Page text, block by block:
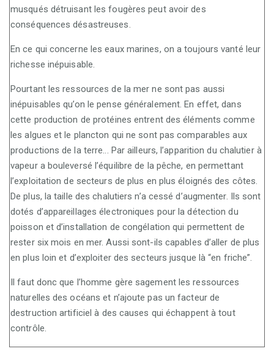
musqués détruisant les fougères peut avoir des
conséquences désastreuses.
En ce qui concerne les eaux marines, on a toujours vanté leur
richesse inépuisable.
Pourtant les ressources de la mer ne sont pas aussi
inépuisables qu’on le pense généralement. En effet, dans
cette production de protéines entrent des éléments comme
les algues et le plancton qui ne sont pas comparables aux
productions de la terre... Par ailleurs, l’apparition du chalutier à
vapeur a bouleversé l’équilibre de la pêche, en permettant
l’exploitation de secteurs de plus en plus éloignés des côtes.
De plus, la taille des chalutiers n’a cessé d’augmenter. Ils sont
dotés d’appareillages électroniques pour la détection du
poisson et d’installation de congélation qui permettent de
rester six mois en mer. Aussi sont-ils capables d’aller de plus
en plus loin et d’exploiter des secteurs jusque là “en friche”.
Il faut donc que l’homme gère sagement les ressources
naturelles des océans et n’ajoute pas un facteur de
destruction artificiel à des causes qui échappent à tout
contrôle.